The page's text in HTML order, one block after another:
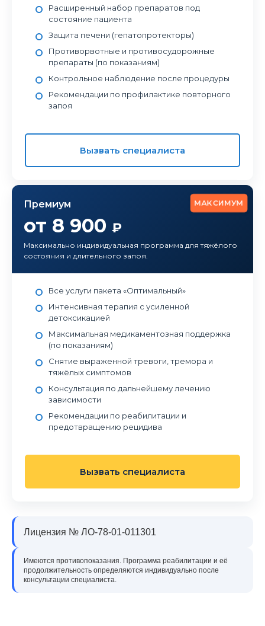
Расширенный набор препаратов под
состояние пациента
Защита печени (гепатопротекторы)
Противорвотные и противосудорожные
препараты (по показаниям)
Контрольное наблюдение после процедуры
Рекомендации по профилактике повторного
запоя
Вызвать специалиста
МАКСИМУМ
Премиум
от 8 900 ₽
Максимально индивидуальная программа для тяжёлого
состояния и длительного запоя.
Все услуги пакета «Оптимальный»
Интенсивная терапия с усиленной
детоксикацией
Максимальная медикаментозная поддержка
(по показаниям)
Снятие выраженной тревоги, тремора и
тяжёлых симптомов
Консультация по дальнейшему лечению
зависимости
Рекомендации по реабилитации и
предотвращению рецидива
Вызвать специалиста
Лицензия № ЛО-78-01-011301
Имеются противопоказания. Программа реабилитации и её
продолжительность определяются индивидуально после
консультации специалиста.